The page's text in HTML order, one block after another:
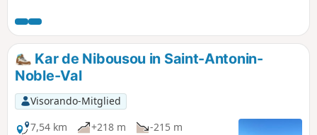
Kar de Nibousou in Saint-Antonin-
Noble-Val
Visorando-Mitglied
7,54 km
+218 m
-215 m